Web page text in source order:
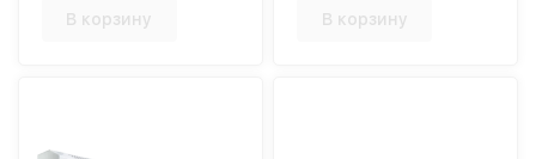
В корзину В корзину